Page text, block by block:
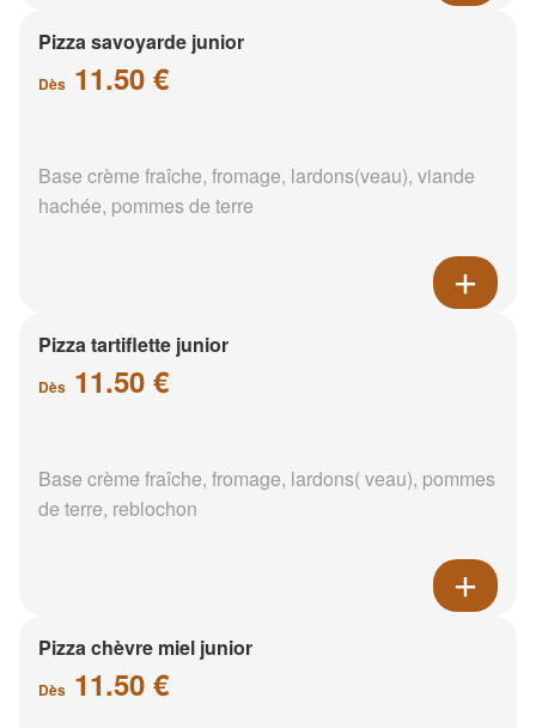
Pizza savoyarde junior
Dès 11.50 €
Base crème fraîche, fromage, lardons(veau), viande
hachée, pommes de terre
Pizza tartiflette junior
Dès 11.50 €
Base crème fraîche, fromage, lardons( veau), pommes
de terre, reblochon
Pizza chèvre miel junior
Dès 11.50 €